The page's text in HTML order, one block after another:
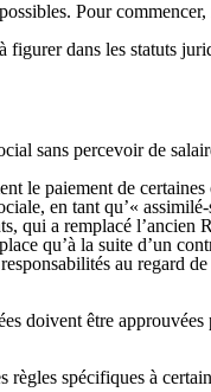
Pour
figurer dans les statuts
sans percevoir de
le paiement de
en tant qu’«
qui a remplacé l’ancien
qu’à la suite d’un
au regard de
doivent être
spécifiques à